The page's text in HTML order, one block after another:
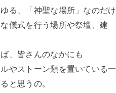
る、「神聖な場所」なのだけ
儀式を行う場所や祭壇、建
、皆さんのなかにも
やストーン類を置いている一
と思うの。